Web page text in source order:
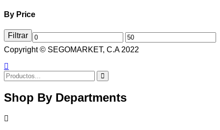
By Price
Precio
mínimo
Precio
máximo
Filtrar
Copyright © SEGOMARKET, C.A 2022
Shop By Departments